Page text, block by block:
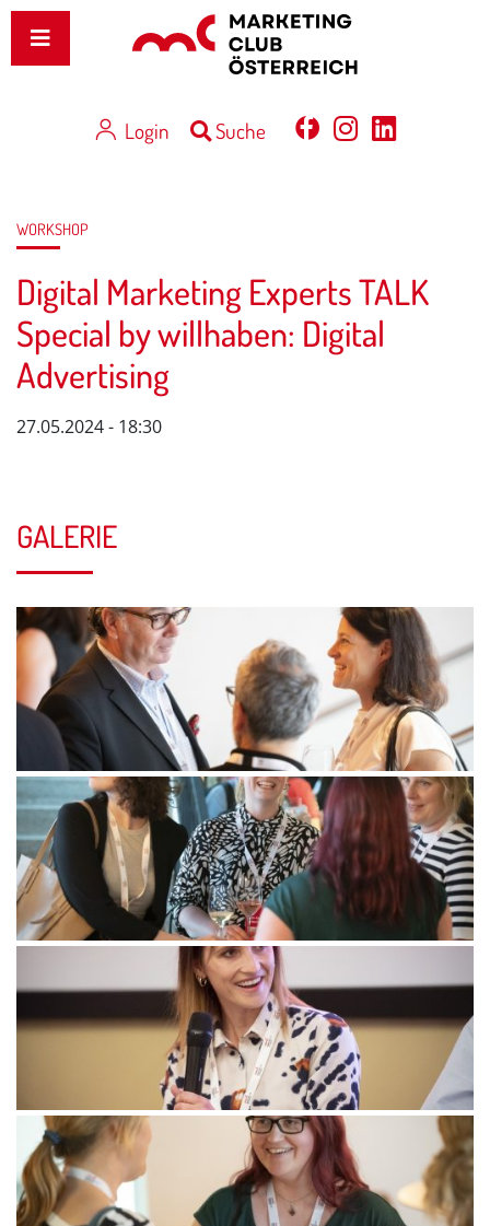
Login Suche
WORKSHOP
Digital Marketing Experts TALK
Special by willhaben: Digital
Advertising
27.05.2024 - 18:30
GALERIE